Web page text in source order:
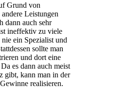
Grund von
Leistungen
dann auch sehr
ineffektiv zu viele
ein Spezialist und
sollte man
und dort eine
es dann auch meist
gibt, kann man in der
realisieren.